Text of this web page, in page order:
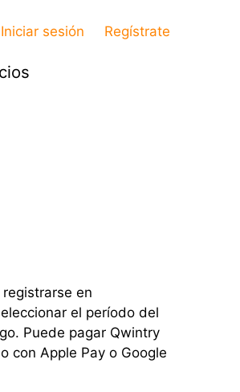
Iniciar sesión Regístrate
en
el período del
Puede pagar Qwintry
con Apple Pay o Google